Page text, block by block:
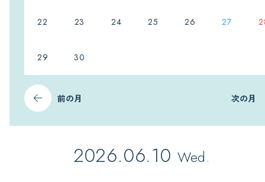
22 23 24 25 26 27
29 30
前の月 次の月
2026.06.10 Wed.